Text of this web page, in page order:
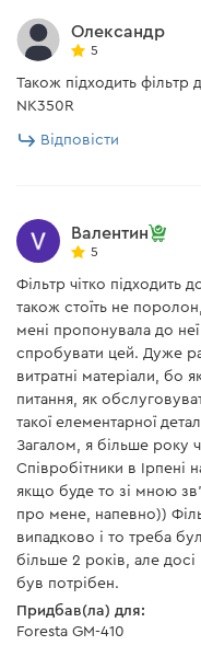
Олександр
5
Також підходить фільтр
NK350R
Відповісти
Валентин
5
Фільтр чітко підходить
також стоїть не
мені пропонувала до
спробувати цей. Дуже
витратні матеріали, бо
питання, як
такої елементарної
Загалом, я більше року
Співробітники в Ірпені
якщо буде то зі мною
про мене, напевно))
випадково і то треба
більше 2 років, але
був потрібен.
Придбав(ла) для:
Foresta GM-410